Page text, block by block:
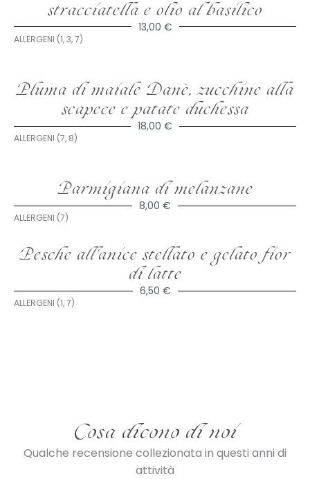
stracciatella e olio al basilico
13,00 €
ALLERGENI (1, 3, 7)
Pluma di maiale Danè, zucchine alla
scapece e patate duchessa
18,00 €
ALLERGENI (7, 8)
Parmigiana di melanzane
8,00 €
ALLERGENI (7)
Pesche all'anice stellato e gelato fior
di latte
6,50 €
ALLERGENI (1, 7)
Cosa dicono di noi
Qualche recensione collezionata in questi anni di
attività